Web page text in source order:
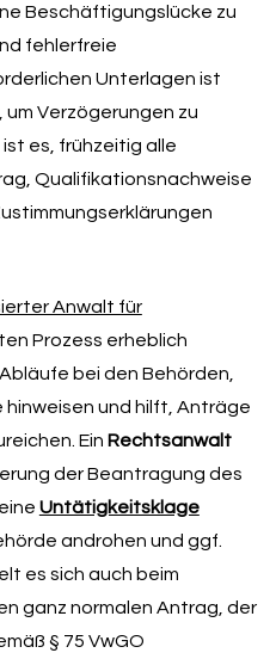
Beschäftigungslücke zu
fehlerfreie
Unterlagen ist
Verzögerungen zu
es, frühzeitig alle
Qualifikationsnachweise
Anwalt für
Prozess erheblich
bei den Behörden,
hinweisen und hilft, Anträge
Ein Rechtsanwalt
der Beantragung des
Untätigkeitsklage
androhen und ggf.
es sich auch beim
ganz normalen Antrag, der
§ 75 VwGO